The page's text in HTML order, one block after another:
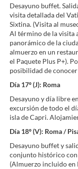
Desayuno buffet.
visita detallada del
Sixtina. (Visita al
Al término de la visita
panorámico de la
almuerzo en un
el Paquete Plus P+).
posibilidad de
Día 17º (J): Roma
Desayuno y día libre
excursión de todo el
isla de Capri.
Día 18º (V): Roma /
Desayuno buffet y
conjunto histórico con
(Almuerzo incluido en